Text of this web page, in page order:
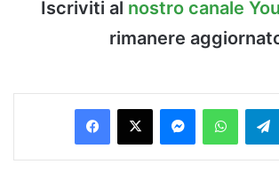
Iscriviti al nostro canale
rimanere
Facebook
X Messenger